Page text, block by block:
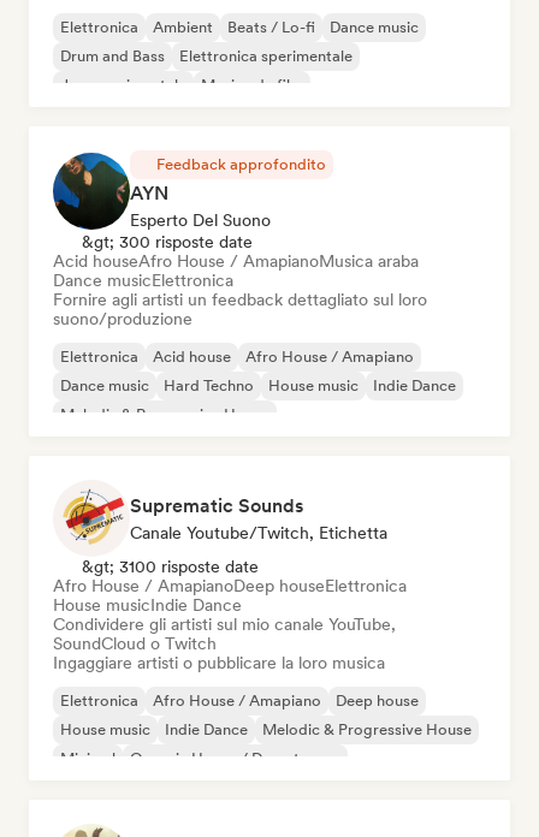
Elettronica Ambient Beats / Lo-fi
Dance music
Drum and Bass
Elettronica sperimentale
Jazz sperimentale
Musica da film
Feedback approfondito
AYN
Esperto Del Suono
&gt; 300 risposte date
Acid houseAfro House / AmapianoMusica araba
Dance musicElettronica
Fornire agli artisti un feedback dettagliato sul loro
suono/produzione
Elettronica Acid house
Afro House / Amapiano
Dance music
Hard Techno House music
Indie Dance
Melodic & Progressive House
Suprematic Sounds
Canale Youtube/Twitch, Etichetta
&gt; 3100 risposte date
Afro House / AmapianoDeep houseElettronica
House musicIndie Dance
Condividere gli artisti sul mio canale YouTube,
SoundCloud o Twitch
Ingaggiare artisti o pubblicare la loro musica
Elettronica Afro House / Amapiano
Deep house
House music
Indie Dance
Melodic & Progressive House
Minimal
Organic House / Downtempo